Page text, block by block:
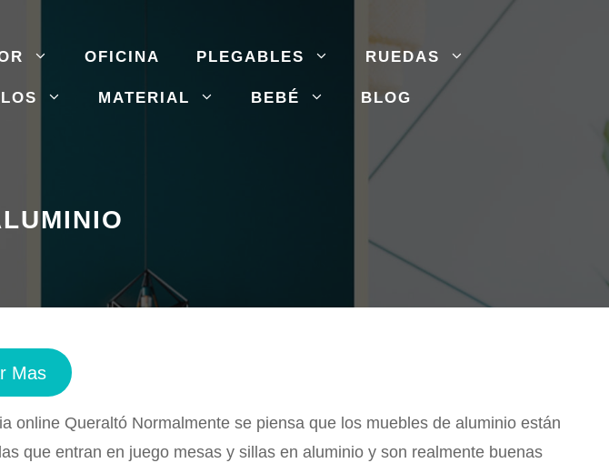
OFICINA PLEGABLES RUEDAS
MATERIAL BEBÉ BLOG
Mas
Queraltó Normalmente se piensa que los muebles de aluminio están
que entran en juego mesas y sillas en aluminio y son realmente buenas